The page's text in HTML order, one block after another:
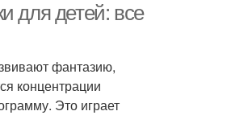
для детей: все
фантазию,
концентрации
Это играет